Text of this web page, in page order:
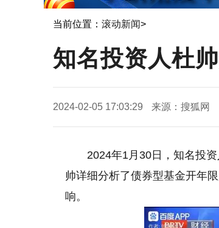
当前位置： 滚动新闻>
知名投资人杜
2024-02-05 17:03:29 来源：搜狐网
2024年1月30日，知名投
帅详细分析了债券型基金开年
响。